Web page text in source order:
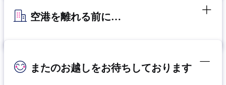
空港を離れる前に…
またのお越しをお待ちしております